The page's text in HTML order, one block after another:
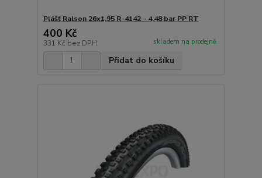
Plášť Ralson 26x1,95 R-4142 - 4,48 bar PP RT
400 Kč
331 Kč bez DPH skladem na prodejně
Přidat do košíku